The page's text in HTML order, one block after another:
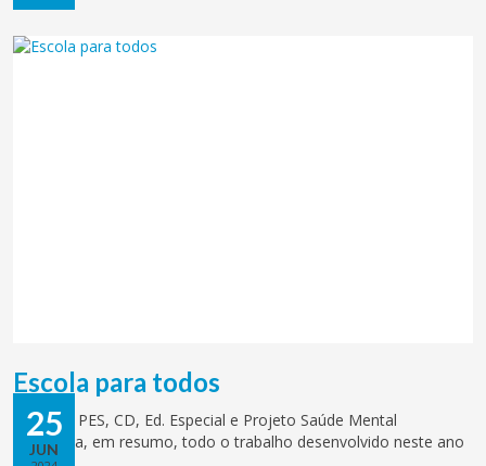
25
JUN
Escola para todos
A Equipa PES, CD, Ed. Especial e Projeto Saúde Mental
apresenta, em resumo, todo o trabalho desenvolvido neste ano